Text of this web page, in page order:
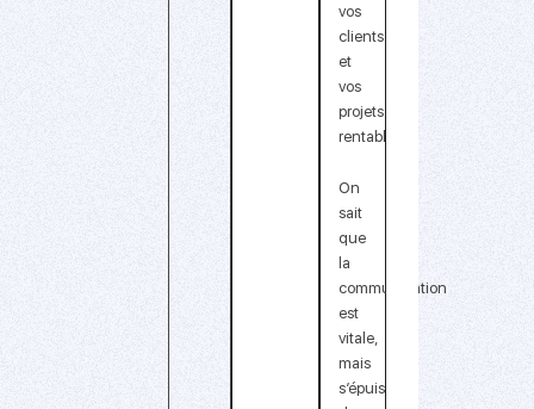
vos
clients
et
vos
projets
rentables
On
sait
que
la
communication
est
vitale,
mais
s’épuiser